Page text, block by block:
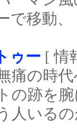
で移動
ゥー [ 情
痛の時
の跡を
人いる